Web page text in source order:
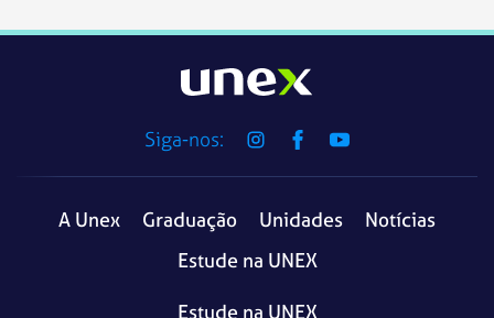
Siga-nos:
A Unex Graduação Unidades
Notícias
Estude na UNEX
Estude na UNEX